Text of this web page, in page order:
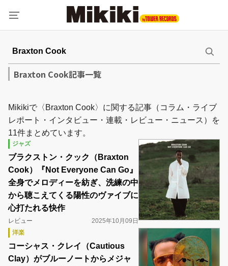
Braxton Cook記事一覧
Mikikiで〈Braxton Cook〉に関する記事（コラム・ライブ
レポート・インタビュー・連載・レビュー・ニュース）を
11件まとめています。
ジャズ
ブラクストン・クック（Braxton
Cook）『Not Everyone Can Go』
全身でメロディーを紡ぎ、洗練の中
から聴こえてくる陽性のヴァイブに
心打たれる快作
レビュー
2025年10月09日
洋楽
コーシャス・クレイ（Cautious
Clay）がブルーノートからメジャ